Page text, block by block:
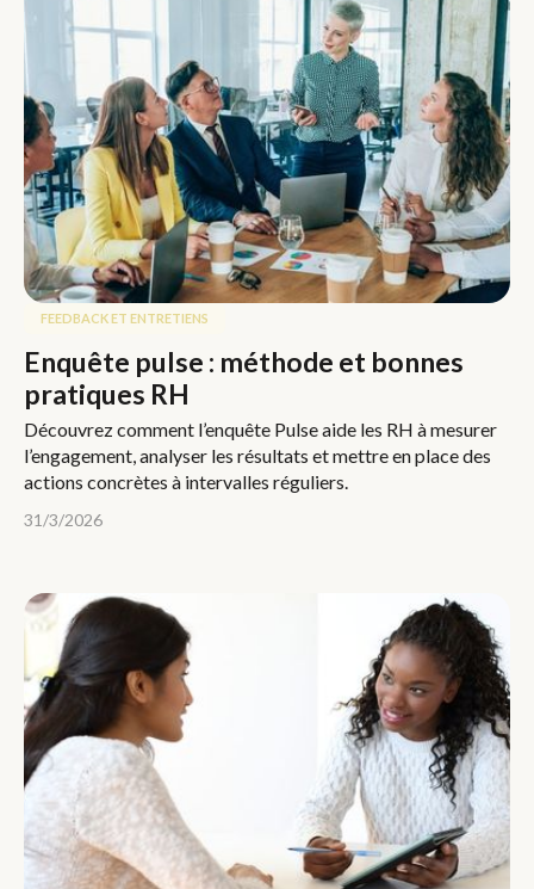
FEEDBACK ET ENTRETIENS
Enquête pulse : méthode et bonnes
pratiques RH
Découvrez comment l’enquête Pulse aide les RH à mesurer
l’engagement, analyser les résultats et mettre en place des
actions concrètes à intervalles réguliers.
31/3/2026